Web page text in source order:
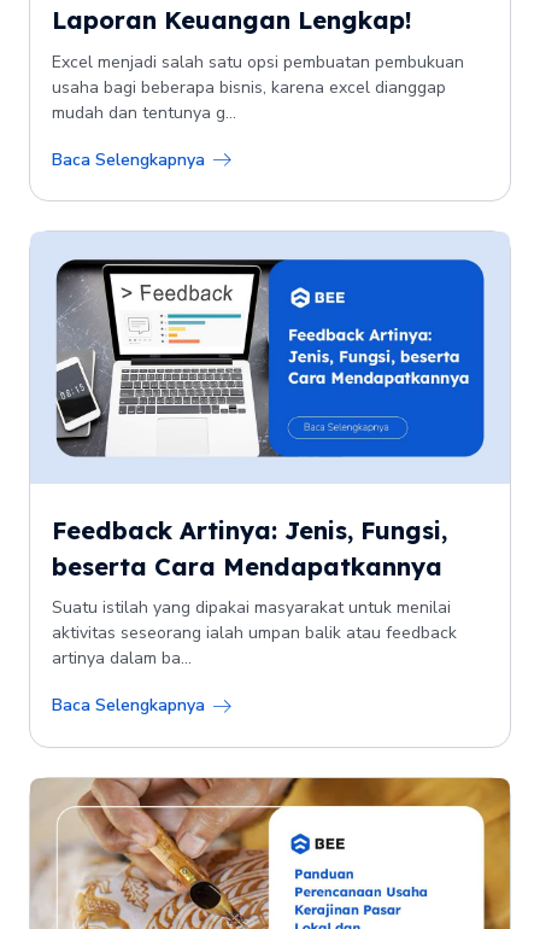
Laporan Keuangan Lengkap!
Excel menjadi salah satu opsi pembuatan pembukuan
usaha bagi beberapa bisnis, karena excel dianggap
mudah dan tentunya g...
Baca Selengkapnya
Feedback Artinya: Jenis, Fungsi,
beserta Cara Mendapatkannya
Suatu istilah yang dipakai masyarakat untuk menilai
aktivitas seseorang ialah umpan balik atau feedback
artinya dalam ba...
Baca Selengkapnya